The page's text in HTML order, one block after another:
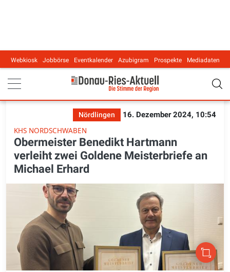
Main navigation
Webkiosk Jobbörse Eventkalender Azubigram Prospekte Mediadaten
Nördlingen
16. Dezember 2024, 10:54
KHS NORDSCHWABEN
Obermeister Benedikt Hartmann
verleiht zwei Goldene Meisterbriefe an
Michael Erhard